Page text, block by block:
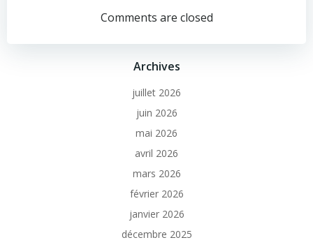
Comments are closed
Archives
juillet 2026
juin 2026
mai 2026
avril 2026
mars 2026
février 2026
janvier 2026
décembre 2025